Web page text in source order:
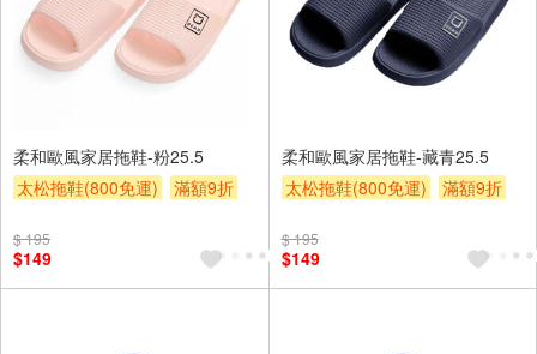
柔和歐風家居拖鞋-粉25.5
太松拖鞋(800免運)
滿額9折
$ 195
$149
柔和歐風家居拖鞋-藏青25.5
太松拖鞋(800免運)
滿額9折
$ 195
$149